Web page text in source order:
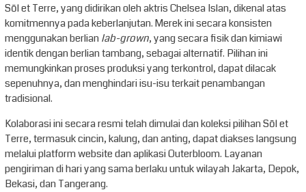
Sōl et Terre, yang didirikan oleh aktris Chelsea Islan, dikenal atas
komitmennya pada keberlanjutan. Merek ini secara konsisten
menggunakan berlianlab-grown, yang secara fisik dan kimiawi
identik dengan berlian tambang, sebagai alternatif. Pilihan ini
memungkinkan proses produksi yang terkontrol, dapat dilacak
sepenuhnya, dan menghindari isu-isu terkait penambangan
tradisional.
Kolaborasi ini secara resmi telah dimulai dan koleksi pilihan Sōl et
Terre, termasuk cincin, kalung, dan anting, dapat diakses langsung
melalui platform website dan aplikasi Outerbloom. Layanan
pengiriman di hari yang sama berlaku untuk wilayah Jakarta, Depok,
Bekasi, dan Tangerang.